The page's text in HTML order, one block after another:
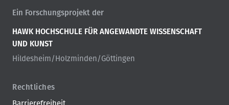
Ein Forschungsprojekt der
HAWK HOCHSCHULE FÜR ANGEWANDTE WISSENSCHAFT
UND KUNST
Hildesheim/Holzminden/Göttingen
Rechtliches